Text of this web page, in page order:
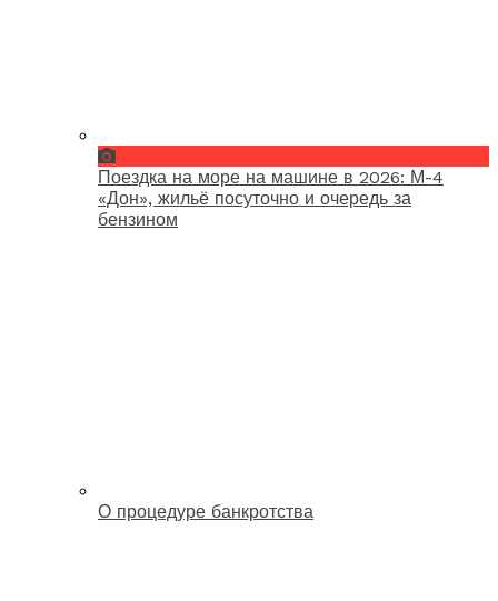
Поездка на море на машине в 2026: М-4
«Дон», жильё посуточно и очередь за
бензином
О процедуре банкротства